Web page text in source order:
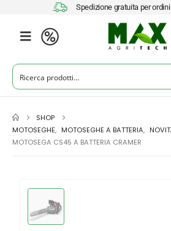
Spedizione gratuita per
SHOP
MOTOSEGHE, MOTOSEGHE A BATTERIA,
MOTOSEGA CS45 A BATTERIA CRAMER